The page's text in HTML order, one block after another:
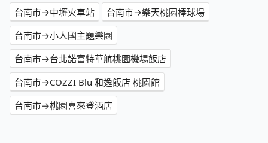
台南市→中壢火車站
台南市→樂天桃園棒球場
台南市→小人國主題樂園
台南市→台北諾富特華航桃園機場飯店
台南市→COZZI Blu 和逸飯店 桃園館
台南市→桃園喜來登酒店